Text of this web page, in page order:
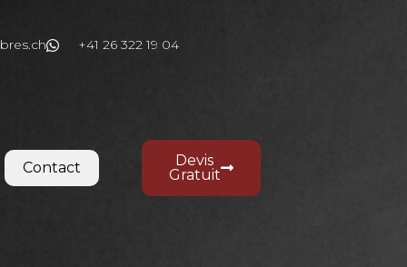
+41 26 322 19 04
Contact
Devis
Gratuit